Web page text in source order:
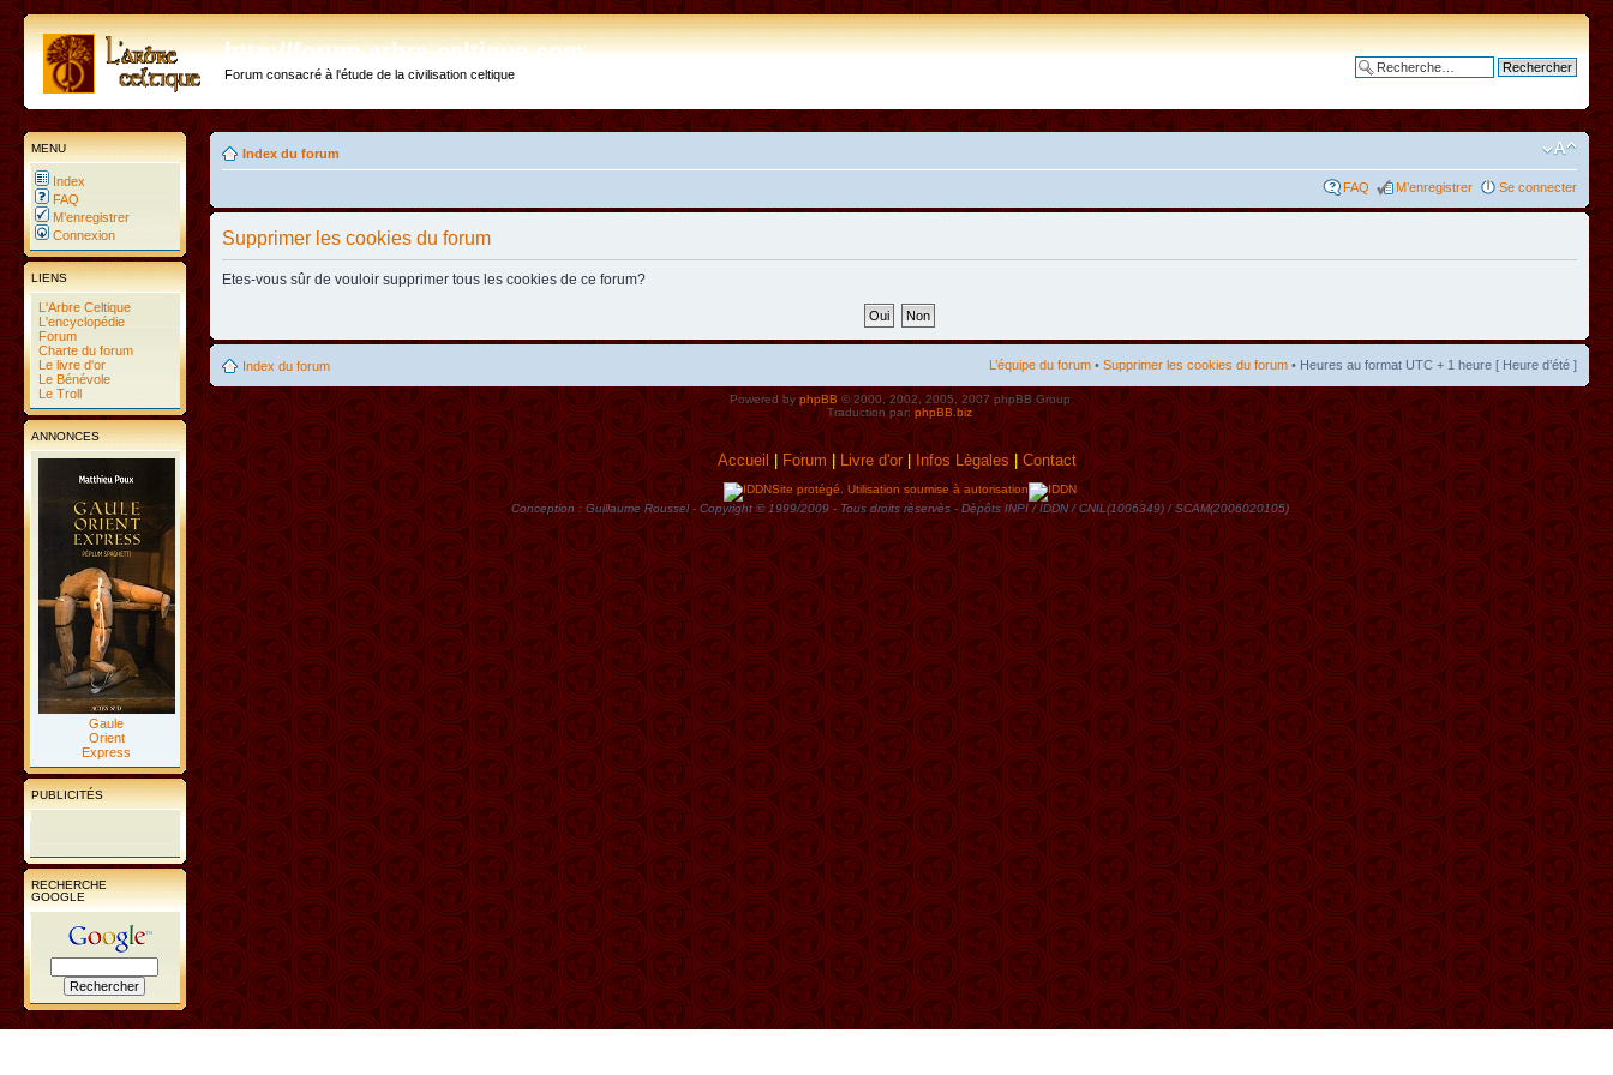
http://forum.arbre-celtique.com
Forum consacré à l'étude de la civilisation celtique
MENU
Index
FAQ
M’enregistrer
Connexion
LIENS
L'Arbre Celtique
L'encyclopédie
Forum
Charte du forum
Le livre d'or
Le Bénévole
Le Troll
ANNONCES
Gaule
Orient
Express
PUBLICITÉS
RECHERCHE
GOOGLE
Index du forum
FAQ M’enregistrer Se connecter
Supprimer les cookies du forum
Etes-vous sûr de vouloir supprimer tous les cookies de ce forum?
Index du forum L’équipe du forum • Supprimer les cookies du forum • Heures au format UTC + 1 heure [ Heure d’été ]
Powered byphpBB© 2000, 2002, 2005, 2007 phpBB Group
Traduction par: phpBB.biz
Accueil|Forum |Livre d'or| Infos Lègales|Contact
Site protégé. Utilisation soumise à autorisation
Conception : Guillaume Roussel - Copyright © 1999/2009 - Tous droits rèservès - Dèpôts INPI / IDDN / CNIL(1006349) / SCAM(2006020105)